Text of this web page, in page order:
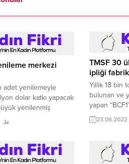
merkezi
yenilemeyle
dolar katkı yapacak
yenilenmiş
EasyCep, 4 bin
TMSF 30
ipliği
Yıllık 18
bulunan ve
yapan
toplam
gelirlerinden
23.06.2022